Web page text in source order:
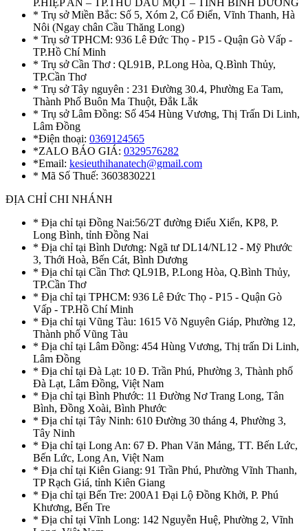
* Trụ sở Miền Bắc: Số 5, Xóm 2, Cổ Điển, Vĩnh Thanh, Hà
Nôi (Ngay chân Cầu Thăng Long)
* Trụ sở TPHCM: 936 Lê Đức Thọ - P15 - Quận Gò Vấp -
TP.Hồ Chí Minh
* Trụ sở Cần Thơ : QL91B, P.Long Hòa, Q.Bình Thủy,
TP.Cần Thơ
* Trụ sở Tây nguyên : 231 Đường 30.4, Phường Ea Tam,
Thành Phố Buôn Ma Thuột, Đắk Lắk
* Trụ sở Lâm Đồng: Số 454 Hùng Vương, Thị Trấn Di Linh,
Lâm Đồng
*Điện thoại: 0369124565
*ZALO BÁO GIÁ: 0329576282
*Email: kesieuthihanatech@gmail.com
* Mã Số Thuế: 3603830221
ĐỊA CHỈ CHI NHÁNH
* Địa chỉ tại Đồng Nai:56/2T đường Điểu Xiển, KP8, P.
Long Bình, tỉnh Đồng Nai
* Địa chỉ tại Bình Dương: Ngã tư DL14/NL12 - Mỹ Phước
3, Thới Hoà, Bến Cát, Bình Dương
* Địa chỉ tại Cần Thơ: QL91B, P.Long Hòa, Q.Bình Thủy,
TP.Cần Thơ
* Địa chỉ tại TPHCM: 936 Lê Đức Thọ - P15 - Quận Gò
Vấp - TP.Hồ Chí Minh
* Địa chỉ tại Vũng Tàu: 1615 Võ Nguyên Giáp, Phường 12,
Thành phố Vũng Tàu
* Địa chỉ tại Lâm Đồng: 454 Hùng Vương, Thị trấn Di Linh,
Lâm Đồng
* Địa chỉ tại Đà Lạt: 10 Đ. Trần Phú, Phường 3, Thành phố
Đà Lạt, Lâm Đồng, Việt Nam
* Địa chỉ tại Bình Phước: 11 Đường Nơ Trang Long, Tân
Bình, Đồng Xoài, Bình Phước
* Địa chỉ tại Tây Ninh: 610 Đường 30 tháng 4, Phường 3,
Tây Ninh
* Địa chỉ tại Long An: 67 Đ. Phan Văn Mảng, TT. Bến Lức,
Bến Lức, Long An, Việt Nam
* Địa chỉ tại Kiên Giang: 91 Trần Phú, Phường Vĩnh Thanh,
TP Rạch Giá, tỉnh Kiên Giang
* Địa chỉ tại Bến Tre: 200A1 Đại Lộ Đồng Khởi, P. Phú
Khương, Bến Tre
* Địa chỉ tại Vĩnh Long: 142 Nguyễn Huệ, Phường 2, Vĩnh